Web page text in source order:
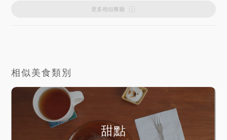
更多相似餐廳
相似美食類別
甜點